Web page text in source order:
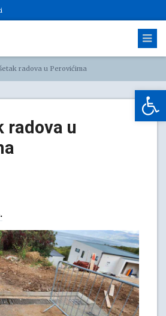
radova u Perovićima
radova u